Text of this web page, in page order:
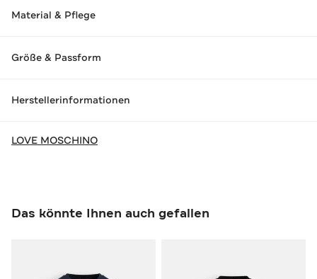
Material & Pflege
Größe & Passform
Herstellerinformationen
LOVE MOSCHINO
Das könnte Ihnen auch gefallen